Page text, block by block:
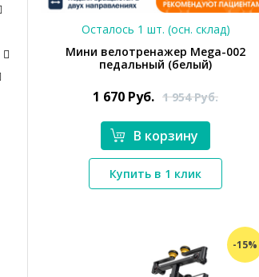
*}
Осталось 1 шт. (осн. склад)
Мини велотренажер Mega-002
педальный (белый)
1 670 Руб. 1 954Руб.
В корзину
Купить в 1 клик
-15%